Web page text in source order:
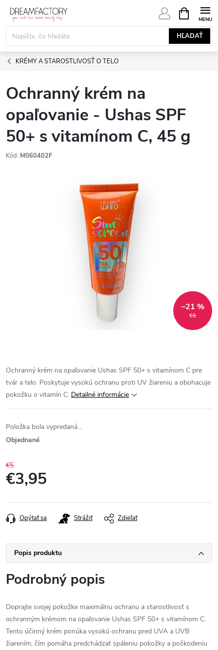
Prejsť
obsah
HĽADAŤ
KOŠÍK
KRÉMY A STAROSTLIVOSŤ O TELO
Ochranný krém na
opaľovanie - Ushas SPF
50+ s vitamínom C, 45 g
Kód: M060402F
€5
–21 %
Ochranný krém na opaľovanie Ushas SPF 50+ s vitamínom C pre
tvár a telo. Poskytuje vysokú ochranu proti UV žiareniu a obohacuje
pokožku o vitamín C. Detailné informácie
Položka bola vypredaná…
Objednané
€5
€3,95
cena:
Opýtať sa Strážiť Zdieľať
Popis produktu
Podrobný popis
Doprajte svojej pokožke maximálnu ochranu a starostlivosť s
ochranným krémom na opaľovanie Ushas SPF 50+ s vitamínom C.
Tento účinný krém ponúka vysokú ochranu pred UVA a UVB
žiarením, čím pomáha predchádzať spáleniu pokožky a poškodeniu